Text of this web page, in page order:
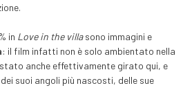
in Love in the villasono immagini e
: il film infatti non è solo ambientato nella
anche effettivamente girato qui, e
suoi angoli più nascosti, delle sue